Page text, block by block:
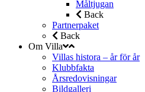
Måltjugan
Back
Partnerpaket
Back
Om Villa
Villas histora – år för år
Klubbfakta
Årsredovisningar
Bildgalleri